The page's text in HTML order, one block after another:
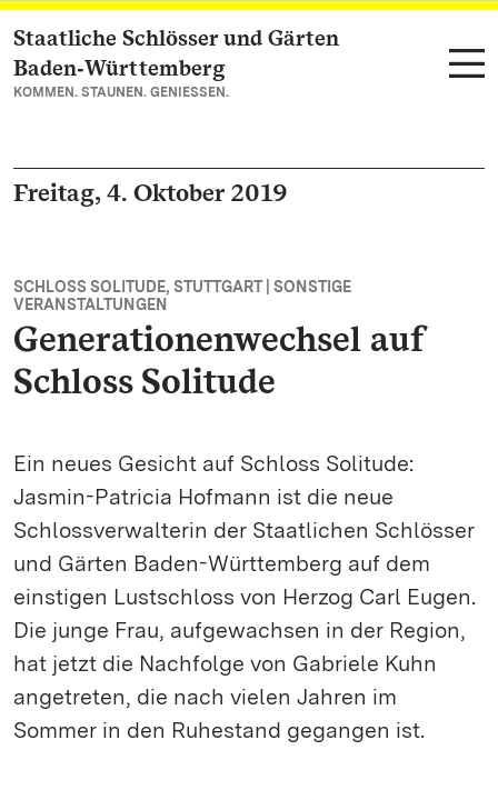
Zum Hauptinhalt springen
Staatliche Schlösser und Gärten
Baden‑Württemberg
KOMMEN. STAUNEN. GENIESSEN.
Freitag, 4. Oktober 2019
SCHLOSS SOLITUDE, STUTTGART | SONSTIGE
VERANSTALTUNGEN
Generationenwechsel auf
Schloss Solitude
Ein neues Gesicht auf Schloss Solitude:
Jasmin-Patricia Hofmann ist die neue
Schlossverwalterin der Staatlichen Schlösser
und Gärten Baden-Württemberg auf dem
einstigen Lustschloss von Herzog Carl Eugen.
Die junge Frau, aufgewachsen in der Region,
hat jetzt die Nachfolge von Gabriele Kuhn
angetreten, die nach vielen Jahren im
Sommer in den Ruhestand gegangen ist.